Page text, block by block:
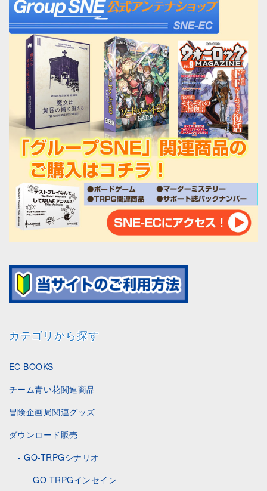
カテゴリから探す
EC BOOKS
チーム青い花関連商品
冒険企画局関連グッズ
ダウンロード販売
GO-TRPGシナリオ
GO-TRPGインセイン